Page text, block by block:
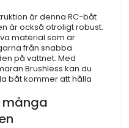
är denna RC-båt
är också otroligt robust.
material som är
från snabba
på vattnet. Med
Brushless kan du
båt kommer att hålla